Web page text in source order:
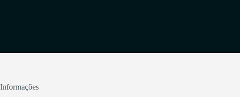
Informações